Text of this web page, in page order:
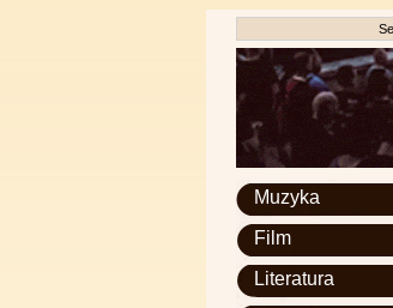
Muzyka
Film
Literatura